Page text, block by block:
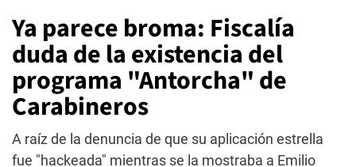
Ya parece broma: Fiscalía
duda de la existencia del
programa "Antorcha" de
Carabineros
A raíz de la denuncia de que su aplicación estrella
fue "hackeada" mientras se la mostraba a Emilio